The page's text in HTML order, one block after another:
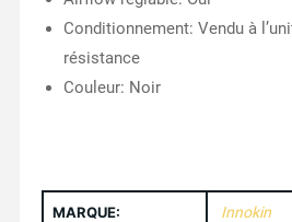
Conditionnement: Vendu à
résistance
Couleur: Noir
MARQUE: Innokin